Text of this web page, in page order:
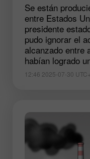
Se están
entre Estados
presidente
pudo ignorar el
alcanzado entre
habían logrado
12:46 2025-07-30